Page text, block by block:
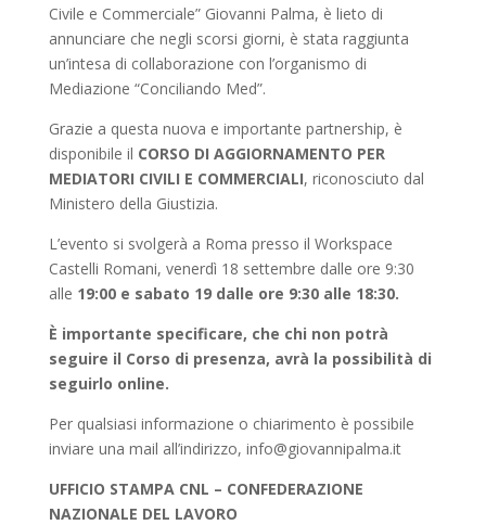
Civile e Commerciale” Giovanni Palma, è lieto di
annunciare che negli scorsi giorni, è stata raggiunta
un’intesa di collaborazione con l’organismo di
Mediazione “Conciliando Med”.
Grazie a questa nuova e importante partnership, è
disponibile il CORSO DI AGGIORNAMENTO PER
MEDIATORI CIVILI E COMMERCIALI, riconosciuto dal
Ministero della Giustizia.
L’evento si svolgerà a Roma presso il Workspace
Castelli Romani, venerdì 18 settembre dalle ore 9:30
alle 19:00 e sabato 19 dalle ore 9:30 alle 18:30.
È importante specificare, che chi non potrà
seguire il Corso di presenza, avrà la possibilità di
seguirlo online.
Per qualsiasi informazione o chiarimento è possibile
inviare una mail all’indirizzo, info@giovannipalma.it
UFFICIO STAMPA CNL – CONFEDERAZIONE
NAZIONALE DEL LAVORO